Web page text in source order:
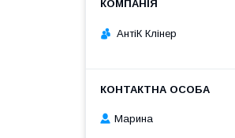
АнтіК Клінер
Марина